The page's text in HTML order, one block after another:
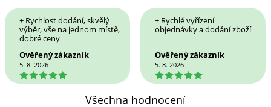
+ Rychlost dodání, skvělý
výběr, vše na jednom místě,
dobré ceny
Ověřený zákazník
5. 8. 2026
5
+ Rychlé vyřízení
objednávky a dodání zboží
Ověřený zákazník
5. 8. 2026
5
Všechna hodnocení